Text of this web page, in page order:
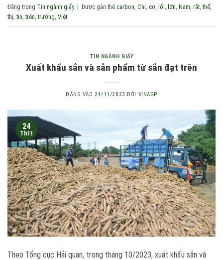
Đăng trong Tin ngành giấy | Được gắn thẻ carbon, Chi, cơ, lối, lớn, Nam, rất,thế,
thị,tin,trên,trường, Việt
TIN NGÀNH GIẤY
Xuất khẩu sắn và sản phẩm từ sắn đạt trên
ĐĂNG VÀO 24/11/2023 BỞI VINAGP
24
Th11
Theo Tổng cục Hải quan, trong tháng 10/2023, xuất khẩu sắn và